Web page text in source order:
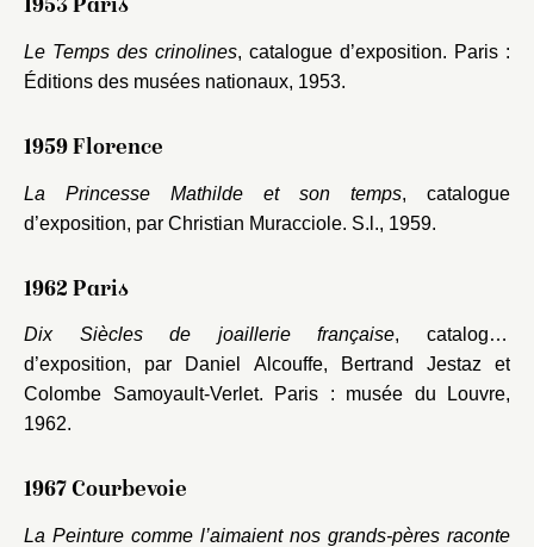
1953 Paris
Le Temps des crinolines, catalogue d’exposition. Paris :
Éditions des musées nationaux, 1953.
1959 Florence
La Princesse Mathilde et son temps, catalogue
d’exposition, par Christian Muracciole. S.l., 1959.
1962 Paris
Dix Siècles de joaillerie française, catalogue
d’exposition, par Daniel Alcouffe, Bertrand Jestaz et
Colombe Samoyault-Verlet. Paris : musée du Louvre,
1962.
1967 Courbevoie
La Peinture comme l’aimaient nos grands-pères raconte